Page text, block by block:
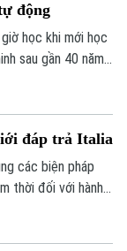
động
học khi mới học
sau gần 40 năm
không chỉ mở ra
yêu thích môn
cảm hứng về
đáp trả Italia
các biện pháp
thời đối với hành